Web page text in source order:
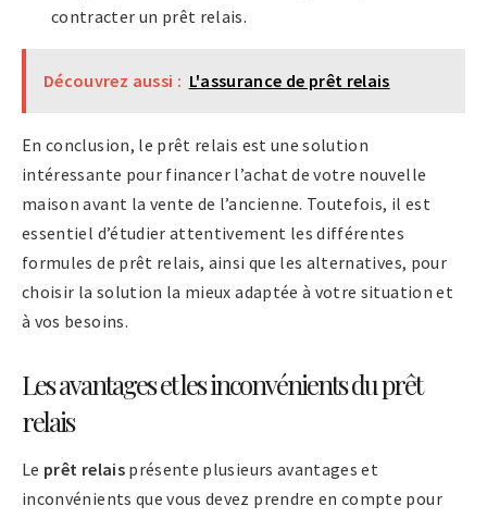
contracter un prêt relais.
Découvrez aussi : L'assurance de prêt relais
En conclusion, le prêt relais est une solution
intéressante pour financer l’achat de votre nouvelle
maison avant la vente de l’ancienne. Toutefois, il est
essentiel d’étudier attentivement les différentes
formules de prêt relais, ainsi que les alternatives, pour
choisir la solution la mieux adaptée à votre situation et
à vos besoins.
Les avantages et les inconvénients du prêt
relais
Le prêt relaisprésente plusieurs avantages et
inconvénients que vous devez prendre en compte pour